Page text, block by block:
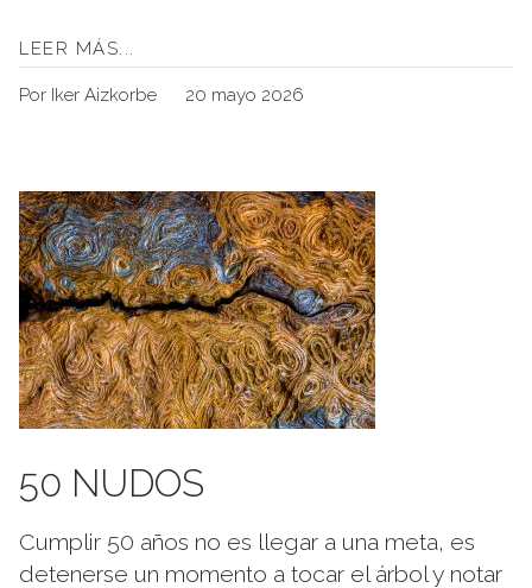
LEER MÁS...
Por Iker Aizkorbe 20 mayo 2026
50 NUDOS
Cumplir 50 años no es llegar a una meta, es
detenerse un momento a tocar el árbol y notar